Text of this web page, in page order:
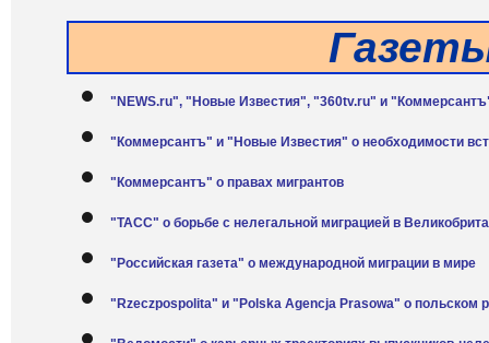
"NEWS.ru", "Новые Известия", "360tv.ru" и
"Коммерсантъ" и "Новые Известия" о необходимости
"Коммерсантъ" о правах мигрантов
"ТАСС" о борьбе с нелегальной миграцией в
"Российская газета" о международной миграции в мире
"Rzeczpospolita" и "Polska Agencja Prasowa" о польском